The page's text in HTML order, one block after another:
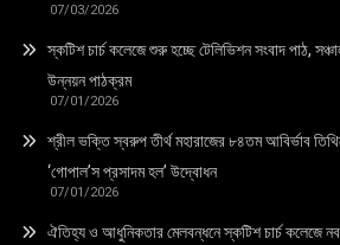
07/03/2026
স্কটিশ চার্চ কলেজে শুরু হচ্ছে টেলিভিশন সংবাদ পাঠ,
উন্নয়ন পাঠক্রম
07/01/2026
শ্রীল ভক্তি স্বরুপ তীর্থ মহারাজের ৮৪তম আবির্ভাব
‘গোপাল’স প্রসাদম হল’ উদ্বোধন
07/01/2026
ঐতিহ্য ও আধুনিকতার মেলবন্ধনে স্কটিশ চার্চ কলেজে